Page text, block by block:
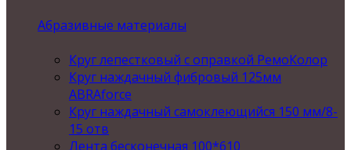
Абразивные материалы
Круг лепестковый с оправкой РемоКолор
Круг наждачный фибровый 125мм
ABRAforce
Круг наждачный самоклеющийся 150 мм/8-
15 отв
Лента бесконечная 100*610